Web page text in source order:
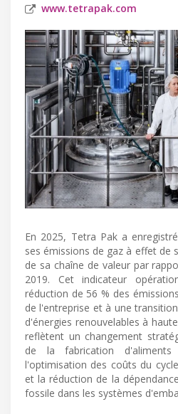
www.tetrapak.com
En 2025, Tetra Pak a
ses émissions de gaz à effet de
de sa chaîne de valeur par
2019. Cet indicateur
réduction de 56 % des
de l'entreprise et à une
d'énergies renouvelables à
reflètent un changement
de la fabrication
l'optimisation des coûts du
et la réduction de la
fossile dans les systèmes